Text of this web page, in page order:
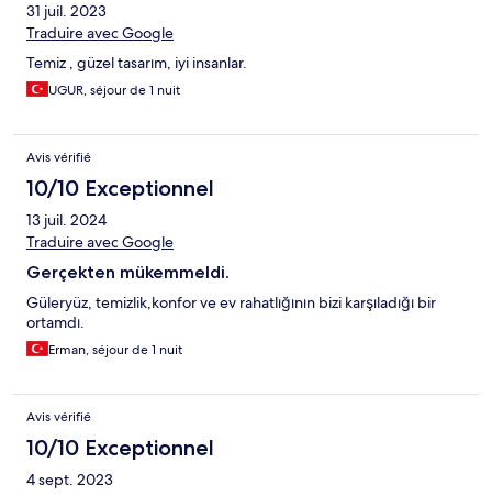
31 juil. 2023
Traduire avec Google
Temiz , güzel tasarım, iyi insanlar.
UGUR, séjour de 1 nuit
Avis vérifié
10/10 Exceptionnel
13 juil. 2024
Traduire avec Google
Gerçekten mükemmeldi.
Güleryüz, temizlik,konfor ve ev rahatlığının bizi karşıladığı bir
ortamdı.
Erman, séjour de 1 nuit
Avis vérifié
10/10 Exceptionnel
4 sept. 2023